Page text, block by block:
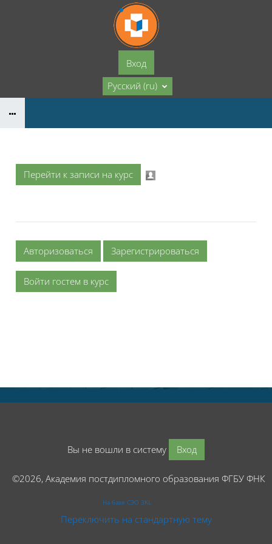
Перейти к основному содержанию
Вход
Русский ‎(ru)‎
Перейти к записи на курс
Авторизоваться Зарегистрироваться
Войти гостем в курс
Вы не вошли в систему Вход
©2026, Академия постдипломного образования ФГБУ
На базе СЭО 3KL
Переключить на стандартную тему